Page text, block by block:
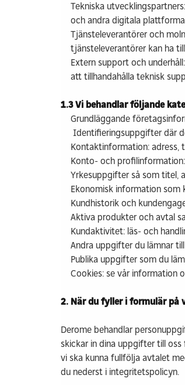
Tekniska
och andra digitala
Tjänsteleverantörer och
tjänsteleverantörer kan ha
Extern support och
att tillhandahålla teknisk
1.3 Vi behandlar följande
Grundläggande
Identifieringsuppgifter där
Kontaktinformation: adress,
Konto- och
Yrkesuppgifter så som titel,
Ekonomisk information
Kundhistorik och
Aktiva produkter och avtal
Kundaktivitet: läs- och
Andra uppgifter du lämnar
Publika uppgifter som du
Cookies: se vår
2. När du fyller i formulär på
Derome behandlar
skickar in dina uppgifter till
vi ska kunna fullfölja avtalet
du nederst i integritetspolicyn.